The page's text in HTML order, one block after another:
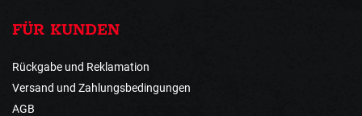
FÜR KUNDEN
Rückgabe und Reklamation
Versand und Zahlungsbedingungen
AGB